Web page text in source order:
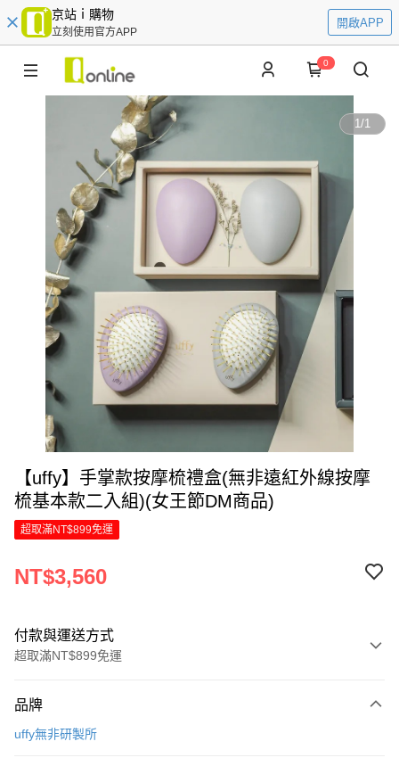
京站ｉ購物
立刻使用官方APP
開啟APP
0
1/1
【uffy】手掌款按摩梳禮盒(無非遠紅外線按摩
梳基本款二入組)(女王節DM商品)
超取滿NT$899免運
NT$3,560
付款與運送方式
超取滿NT$899免運
信用卡一次付款
品牌
uffy無非研製所